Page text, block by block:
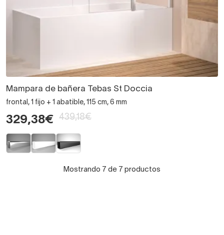
Mampara de bañera Tebas St Doccia
frontal, 1 fijo + 1 abatible, 115 cm, 6 mm
329,38€ 439,18€
Mostrando 7 de 7 productos